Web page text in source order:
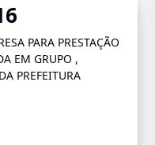
PARA PRESTAÇÃO
EM GRUPO ,
PREFEITURA